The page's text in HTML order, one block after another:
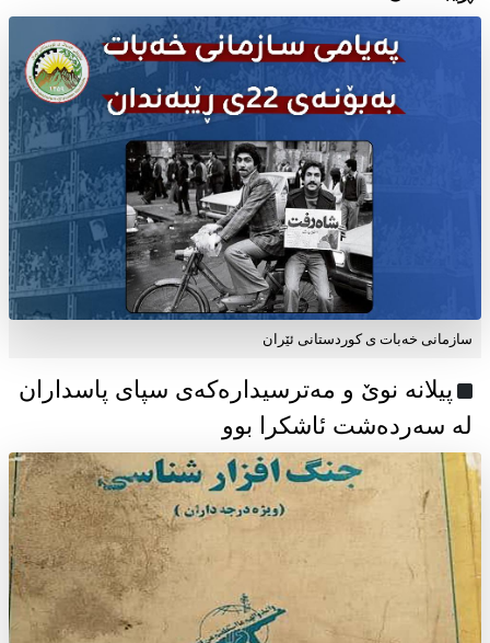
سازمانی خەبات ی كوردستانی ئێران
پیلانە نوێ و مەترسیدارەکەی سپای پاسداران
لە سەردەشت ئاشکرا بوو